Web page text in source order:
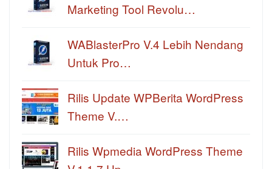
Marketing Tool Revolu…
WABlasterPro V.4 Lebih Nendang
Untuk Pro…
Rilis Update WPBerita WordPress
Theme V.…
Rilis Wpmedia WordPress Theme